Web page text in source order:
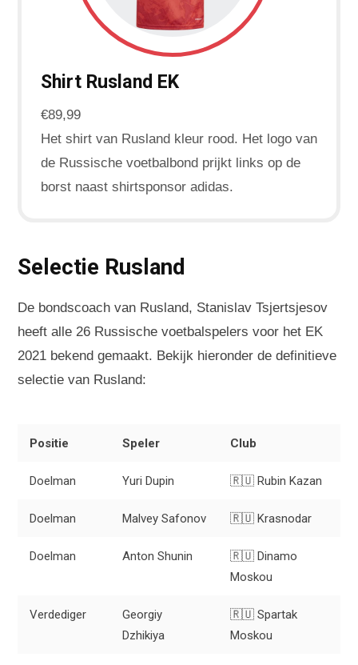
Shirt Rusland EK
€89,99
Het shirt van Rusland kleur rood. Het logo van
de Russische voetbalbond prijkt links op de
borst naast shirtsponsor adidas.
Selectie Rusland
De bondscoach van Rusland, Stanislav Tsjertsjesov
heeft alle 26 Russische voetbalspelers voor het EK
2021 bekend gemaakt. Bekijk hieronder de definitieve
selectie van Rusland:
Positie Speler Club
Doelman Yuri Dupin 🇷🇺 Rubin Kazan
Doelman Malvey Safonov 🇷🇺 Krasnodar
Doelman Anton Shunin
🇷🇺 Dinamo
Moskou
Verdediger
Georgiy
Dzhikiya
🇷🇺 Spartak
Moskou